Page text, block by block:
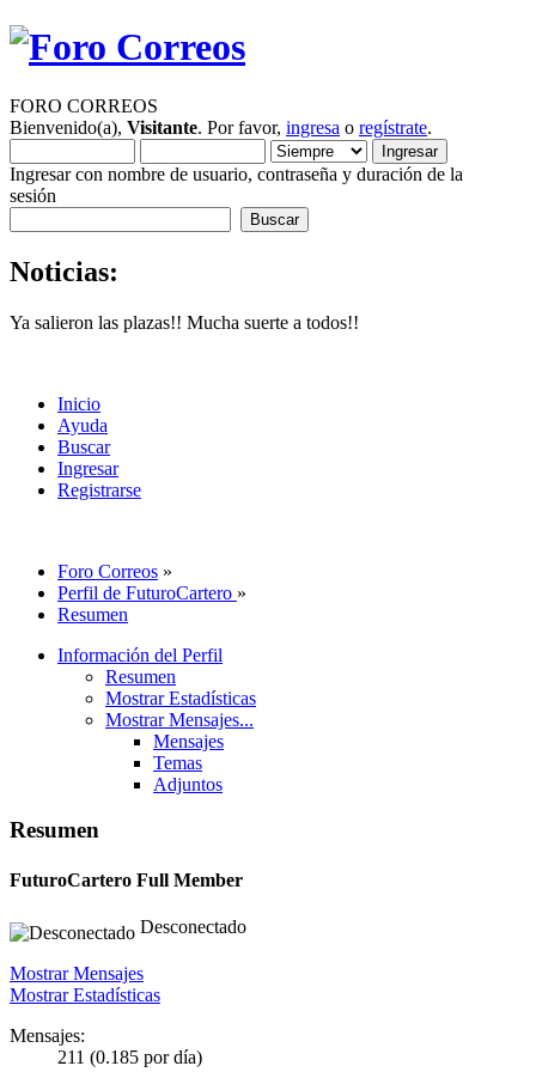
FORO CORREOS
Bienvenido(a), Visitante. Por favor, ingresa o regístrate.
Ingresar con nombre de usuario, contraseña y duración de la
sesión
Noticias:
Ya salieron las plazas!! Mucha suerte a todos!!
Inicio
Ayuda
Buscar
Ingresar
Registrarse
Foro Correos »
Perfil de FuturoCartero »
Resumen
Información del Perfil
Resumen
Mostrar Estadísticas
Mostrar Mensajes...
Mensajes
Temas
Adjuntos
Resumen
FuturoCartero Full Member
Desconectado
Mostrar Mensajes
Mostrar Estadísticas
Mensajes:
211 (0.185 por día)